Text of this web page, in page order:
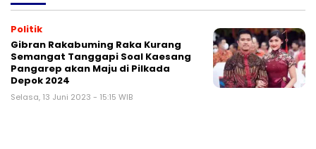
Politik
Gibran Rakabuming Raka Kurang
Semangat Tanggapi Soal Kaesang
Pangarep akan Maju di Pilkada
Depok 2024
Selasa, 13 Juni 2023 - 15:15 WIB